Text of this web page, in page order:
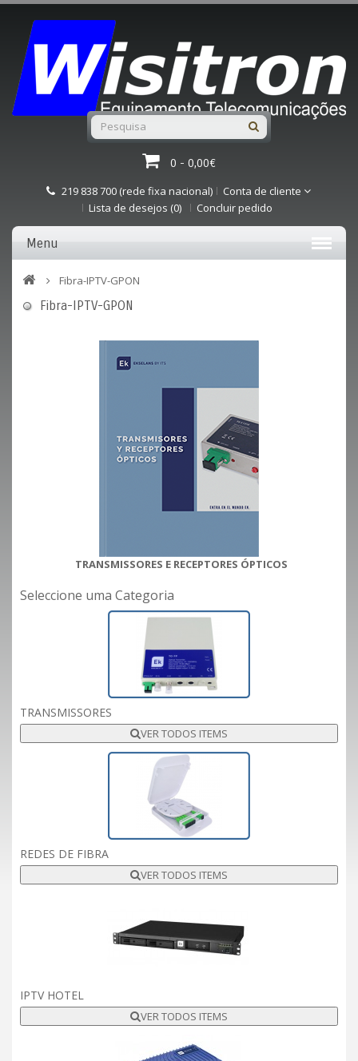
0 - 0,00€
219 838 700 (rede fixa nacional)
Conta de cliente
Lista de desejos (0)
Concluir pedido
Menu
Fibra-IPTV-GPON
Fibra-IPTV-GPON
TRANSMISSORES E RECEPTORES ÓPTICOS
Seleccione uma Categoria
TRANSMISSORES
VER TODOS ITEMS
REDES DE FIBRA
VER TODOS ITEMS
IPTV HOTEL
VER TODOS ITEMS